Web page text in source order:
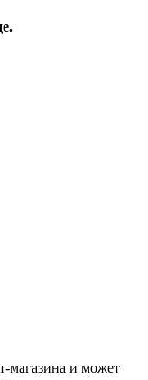
магазина и может